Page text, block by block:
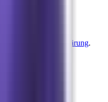
Datenschutzerklärung.